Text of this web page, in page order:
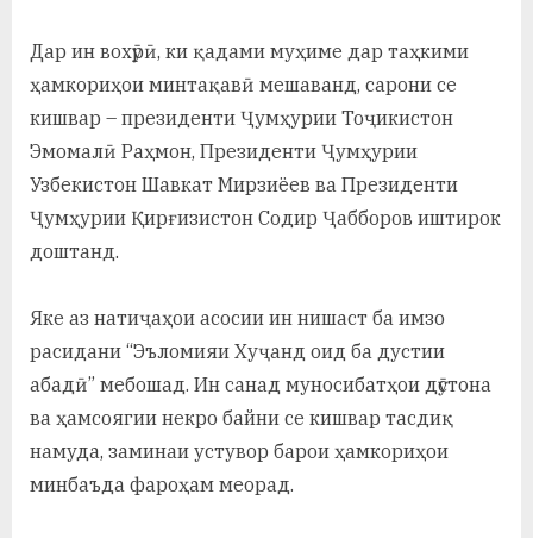
у
с
а
в
Дар ин вохӯрӣ, ки қадами муҳиме дар таҳкими
ҳамкориҳои минтақавӣ мешаванд, сарони се
кишвар – президенти Ҷумҳурии Тоҷикистон
Эмомалӣ Раҳмон, Президенти Ҷумҳурии
Узбекистон Шавкат Мирзиёев ва Президенти
Ҷумҳурии Қирғизистон Содир Ҷабборов иштирок
доштанд.
Яке аз натиҷаҳои асосии ин нишаст ба имзо
расидани “Эъломияи Хуҷанд оид ба дустии
абадӣ” мебошад. Ин санад муносибатҳои дӯстона
ва ҳамсоягии некро байни се кишвар тасдиқ
намуда, заминаи устувор барои ҳамкориҳои
минбаъда фароҳам меорад.